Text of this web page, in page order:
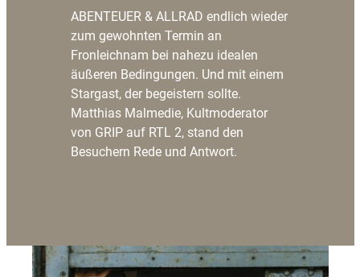
ABENTEUER & ALLRAD endlich wieder
zum gewohnten Termin an
Fronleichnam bei nahezu idealen
äußeren Bedingungen. Und mit einem
Stargast, der begeistern sollte.
Matthias Malmedie, Kultmoderator
von GRIP auf RTL 2, stand den
Besuchern Rede und Antwort.